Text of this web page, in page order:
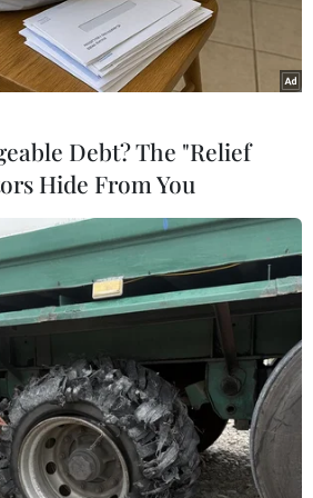
(Nguồn: Hotel News Resource)
sang đầu tiên đã đi vào hoạt
Cuba, ngày 22/5.
Hotel Manzana với 246
172 phòng tiêu chuẩn và 50
ba, 2 nhà hàng và một bể
Debt? The "Relief
Hide From You